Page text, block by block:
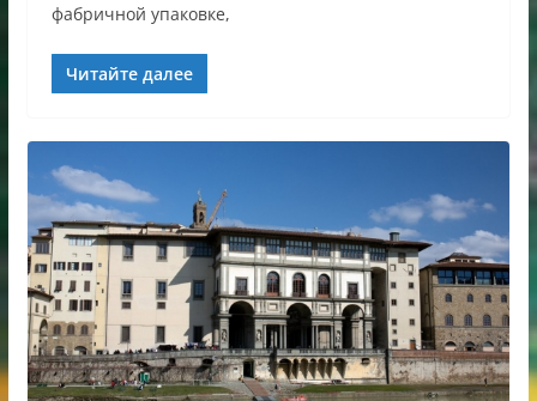
фабричной упаковке,
Читайте далее